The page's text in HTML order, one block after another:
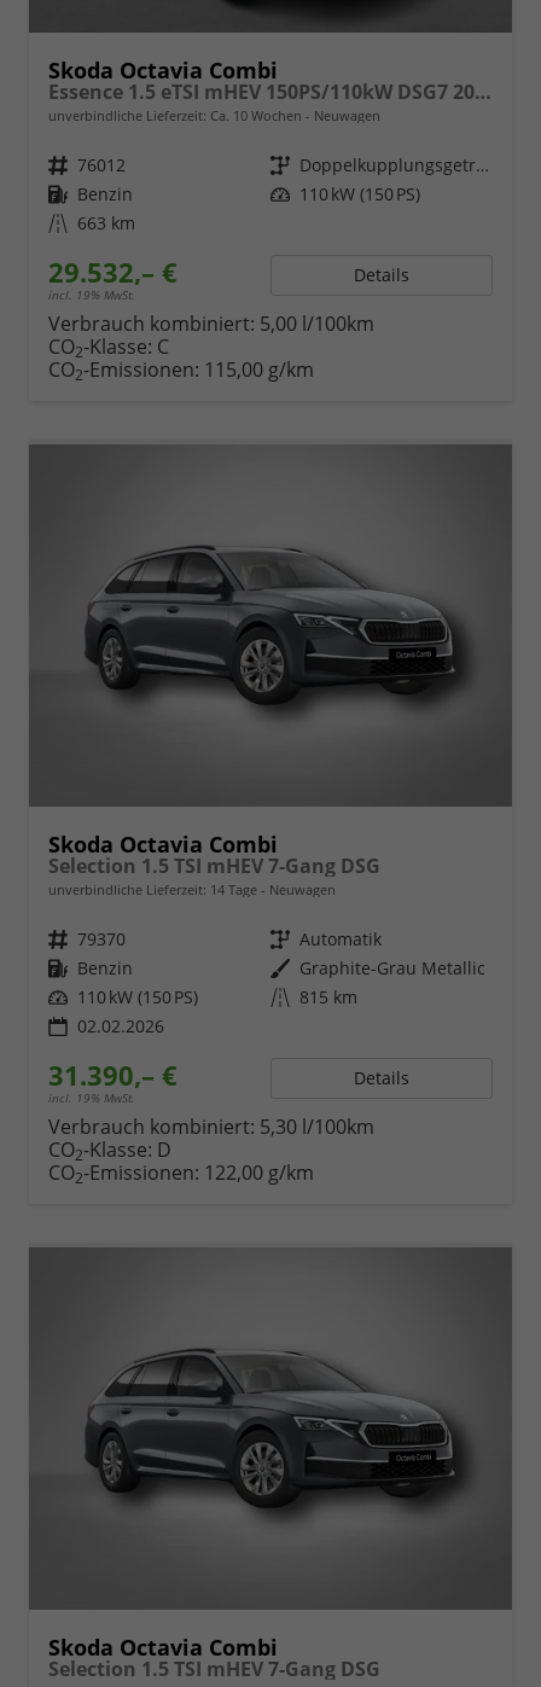
Skoda Octavia Combi
Essence 1.5 eTSI mHEV 150PS/110kW DSG7 2026
unverbindliche Lieferzeit: Ca. 10 Wochen Neuwagen
Fahrzeugnr. 76012 Getriebe
Doppelkupplungsgetriebe (DSG)
Kraftstoff Benzin Leistung 110 kW (150 PS)
Kilometerstand 663 km
29.532,– €
incl. 19% MwSt.
Details
Verbrauch kombiniert: 5,00 l/100km
CO2-Klasse: C
CO2-Emissionen: 115,00 g/km
Skoda Octavia Combi
Selection 1.5 TSI mHEV 7-Gang DSG
unverbindliche Lieferzeit: 14 Tage Neuwagen
Fahrzeugnr. 79370 Getriebe Automatik
Kraftstoff Benzin Außenfarbe Graphite-Grau Metallic
Leistung 110 kW (150 PS) Kilometerstand 815 km
02.02.2026
31.390,– €
incl. 19% MwSt.
Details
Verbrauch kombiniert: 5,30 l/100km
CO2-Klasse: D
CO2-Emissionen: 122,00 g/km
Skoda Octavia Combi
Selection 1.5 TSI mHEV 7-Gang DSG